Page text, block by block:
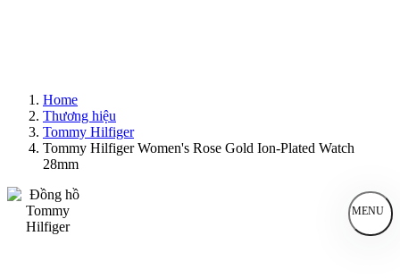
Home
Thương hiệu
Tommy Hilfiger
Tommy Hilfiger Women's Rose Gold Ion-Plated Watch
28mm
MENU